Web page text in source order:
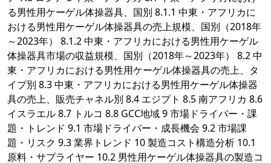
る男性用ケーゲル体操器具、国別 8.1.1 中東・アフリカに
おける男性用ケーゲル体操器具の売上規模、国別（2018年
～2023年） 8.1.2 中東・アフリカにおける男性用ケーゲル
体操器具市場の収益規模、国別（2018年～2023年） 8.2 中
東・アフリカにおける男性用ケーゲル体操器具の売上、タ
イプ別 8.3 中東・アフリカにおける男性用ケーゲル体操器
具の売上、販売チャネル別 8.4 エジプト 8.5 南アフリカ 8.6
イスラエル 8.7 トルコ 8.8 GCC地域 9 市場ドライバー・課
題・トレンド 9.1 市場ドライバー・成長機会 9.2 市場課
題・リスク 9.3 業界トレンド 10 製造コスト構造分析 10.1
原料・サプライヤー 10.2 男性用ケーゲル体操器具の製造コ